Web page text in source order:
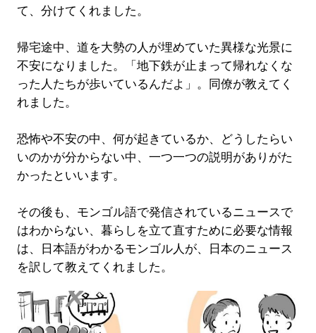
て、分けてくれました。
帰宅途中、道を大勢の人が埋めていた異様な光景に
不安になりました。「地下鉄が止まって帰れなくな
った人たちが歩いているんだよ」。同僚が教えてく
れました。
恐怖や不安の中、何が起きているか、どうしたらい
いのかが分からない中、一つ一つの説明がありがた
かったといいます。
その後も、モンゴル語で発信されているニュースで
はわからない、暮らしを立て直すために必要な情報
は、日本語がわかるモンゴル人が、日本のニュース
を訳して教えてくれました。